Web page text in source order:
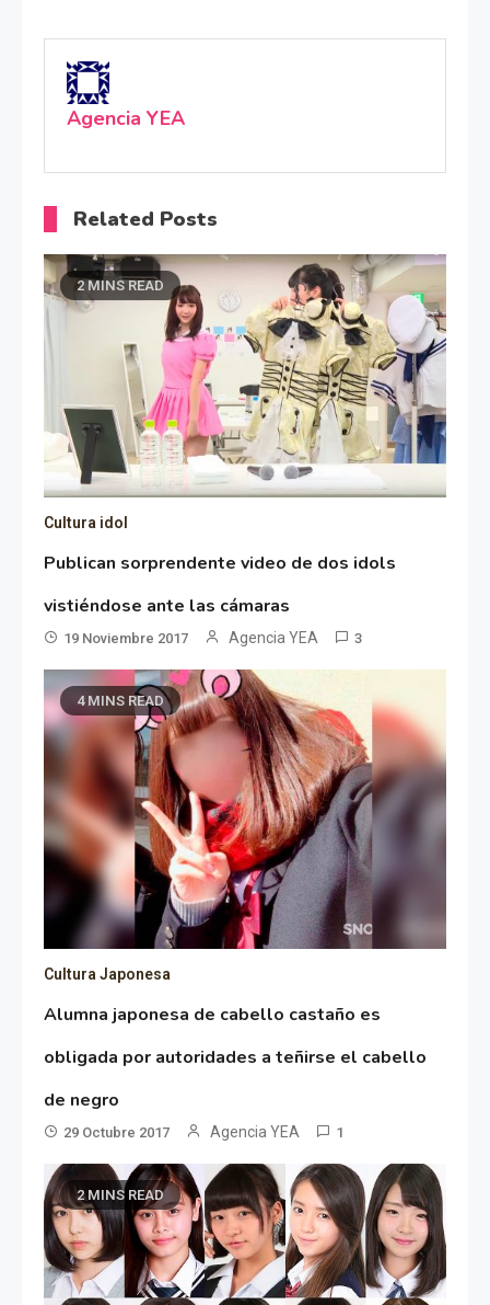
Agencia YEA
Related Posts
2 MINS READ
Cultura idol
Publican sorprendente video de dos idols
vistiéndose ante las cámaras
19 Noviembre 2017 Agencia YEA 3
4 MINS READ
Cultura Japonesa
Alumna japonesa de cabello castaño es
obligada por autoridades a teñirse el cabello
de negro
29 Octubre 2017 Agencia YEA 1
2 MINS READ